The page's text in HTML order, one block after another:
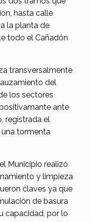
hasta calle
la planta de
todo el Cañadón
transversalmente
del
los sectores
ante
registrada el
tormenta
Municipio realizó
y limpieza
claves ya que
de basura
capacidad, por lo